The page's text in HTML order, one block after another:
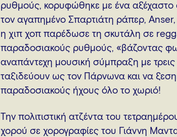
ρυθμούς, κορυφώθηκε με ένα
τον αγαπημένο Σπαρτιάτη ράπερ,
η χιπ χοπ παρέδωσε τη σκυτάλη σε
παραδοσιακούς ρυθμούς, «βάζοντας
αναπάντεχη μουσική σύμπραξη με
ταξιδεύουν ως τον Πάρνωνα και να
παραδοσιακούς ήχους όλο το χωριό!
Tην πολιτιστική ατζέντα του
χορού σε χορογραφίες του Γιάννη